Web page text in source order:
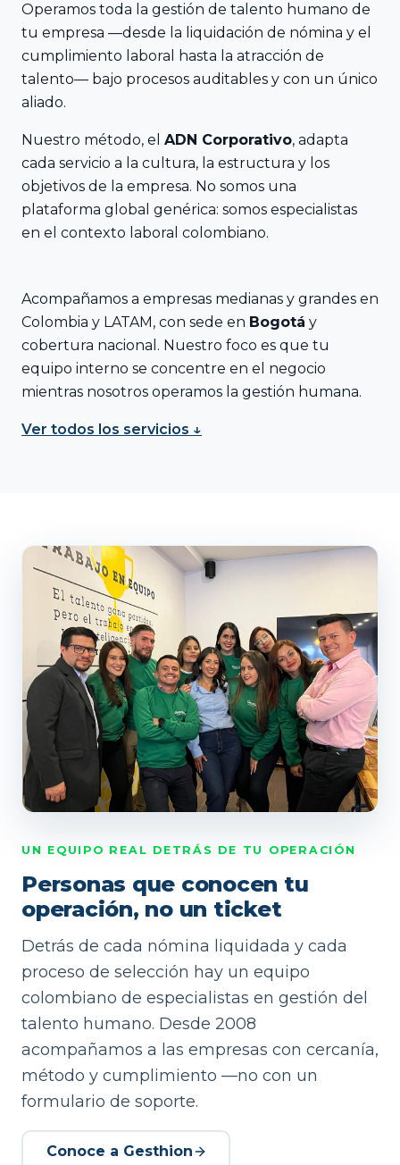
Operamos toda la gestión de talento humano de
tu empresa —desde la liquidación de nómina y el
cumplimiento laboral hasta la atracción de
talento— bajo procesos auditables y con un único
aliado.
Nuestro método, el ADN Corporativo, adapta
cada servicio a la cultura, la estructura y los
objetivos de la empresa. No somos una
plataforma global genérica: somos especialistas
en el contexto laboral colombiano.
Acompañamos a empresas medianas y grandes en
Colombia y LATAM, con sede en Bogotá y
cobertura nacional. Nuestro foco es que tu
equipo interno se concentre en el negocio
mientras nosotros operamos la gestión humana.
Ver todos los servicios ↓
UN EQUIPO REAL DETRÁS DE TU OPERACIÓN
Personas que conocen tu
operación, no un ticket
Detrás de cada nómina liquidada y cada
proceso de selección hay un equipo
colombiano de especialistas en gestión del
talento humano. Desde 2008
acompañamos a las empresas con cercanía,
método y cumplimiento —no con un
formulario de soporte.
Conoce a Gesthion